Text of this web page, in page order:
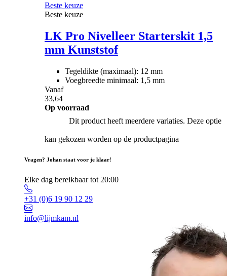
Beste keuze
Beste keuze
LK Pro Nivelleer Starterskit 1,5
mm Kunststof
Tegeldikte (maximaal): 12 mm
Voegbreedte minimaal: 1,5 mm
Vanaf
33,64
Op voorraad
Dit product heeft meerdere variaties. Deze optie
kan gekozen worden op de productpagina
Vragen? Johan staat voor je klaar!
Elke dag bereikbaar tot 20:00
+31 (0)6 19 90 12 29
info@lijmkam.nl